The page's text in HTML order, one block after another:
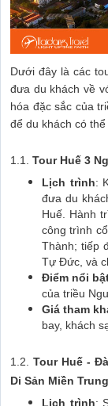
Dưới đây là các
đưa du khách về
hóa đặc sắc của
để du khách có
1.1. Tour Huế 3
Lịch trình:
đưa du
Huế. Hành
công trình
Thành; tiếp
Tự Đức, và
Điểm nổi
của triều
Giá tham
bay, khách
1.2. Tour Huế -
Di Sản Miền Trung
Lịch trình: